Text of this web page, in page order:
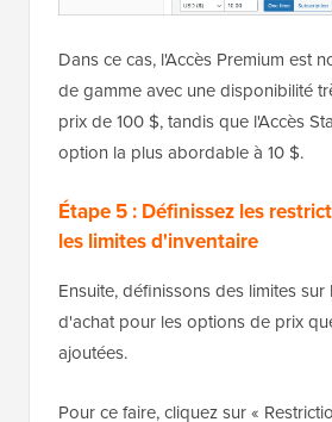
Dans ce cas, l'Accès Premium est
de gamme avec une disponibilité
prix de 100 $, tandis que l'Accès
option la plus abordable à 10 $.
Étape 5 : Définissez les
les limites d'inventaire
Ensuite, définissons des limites sur
d'achat pour les options de prix
ajoutées.
Pour ce faire, cliquez sur «